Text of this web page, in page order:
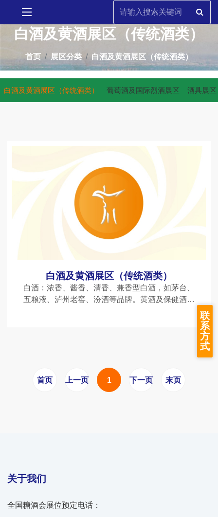
白酒及黄酒展区（传统酒类）
首页 展区分类 白酒及黄酒展区（传统酒类）
白酒及黄酒展区（传统酒类） 葡萄酒及国际烈酒展区 酒具展区
白酒及黄酒展区（传统酒类）
白酒：浓香、酱香、清香、兼香型白酒，如茅台、
五粮液、泸州老窖、汾酒等品牌。黄酒及保健酒：
首页 上一页 1 下一页 末页
关于我们
全国糖酒会展位预定电话：
联
系
方
式